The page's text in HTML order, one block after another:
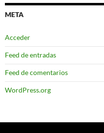
META
Acceder
Feed de entradas
Feed de comentarios
WordPress.org